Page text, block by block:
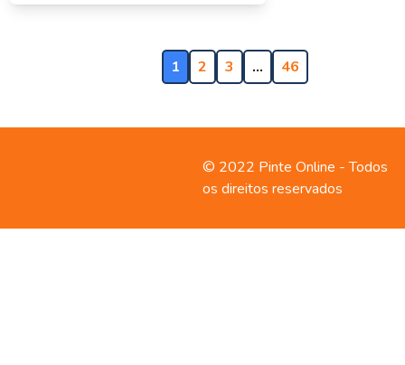
1 2 3 … 46
© 2022 Pinte Online - Todos
os direitos reservados